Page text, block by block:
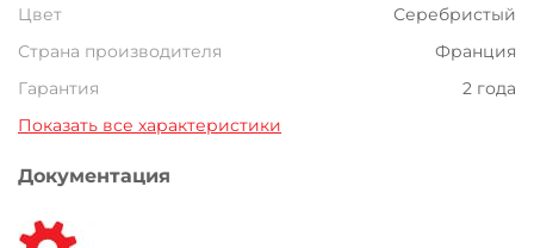
Цвет
Серебристый
Страна производителя
Франция
Гарантия
2 года
Показать все характеристики
Документация